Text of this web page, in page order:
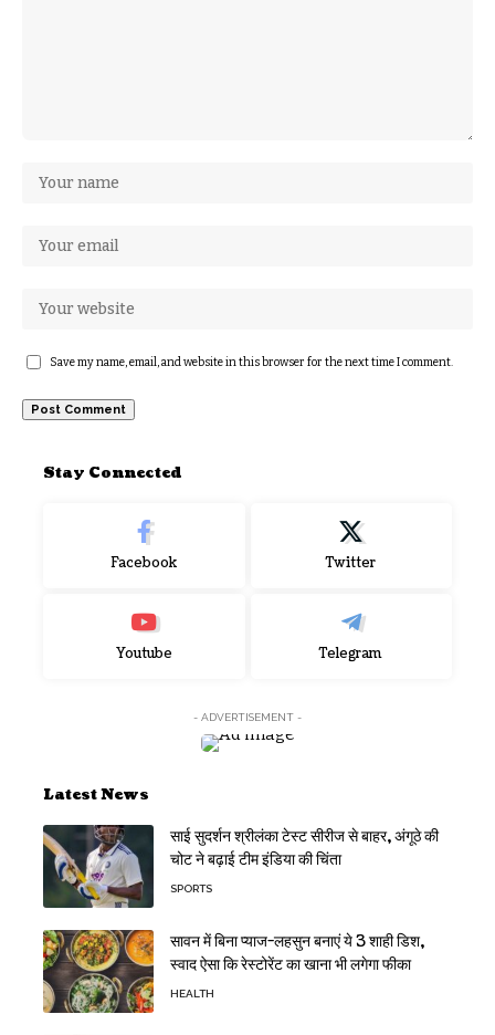
Save my name, email, and website in this browser for the next time I comment.
Stay Connected
Facebook Twitter
Youtube Telegram
- ADVERTISEMENT -
Latest News
साई सुदर्शन श्रीलंका टेस्ट सीरीज से बाहर, अंगूठे की
चोट ने बढ़ाई टीम इंडिया की चिंता
SPORTS
सावन में बिना प्याज-लहसुन बनाएं ये 3 शाही डिश,
स्वाद ऐसा कि रेस्टोरेंट का खाना भी लगेगा फीका
HEALTH